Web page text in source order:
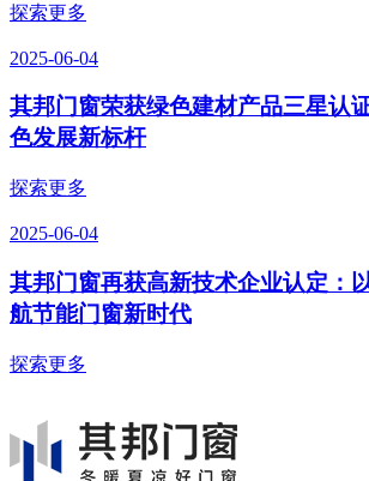
探索更多
2025-06-04
其邦门窗荣获绿色建材产品三星认
色发展新标杆
探索更多
2025-06-04
其邦门窗再获高新技术企业认定：
航节能门窗新时代
探索更多